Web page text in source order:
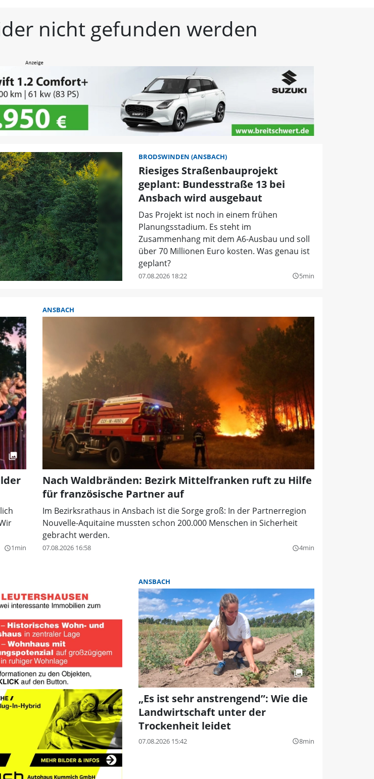
nicht gefunden werden
BRODSWINDEN (ANSBACH)
Riesiges Straßenbauprojekt
geplant: Bundesstraße 13 bei
Ansbach wird ausgebaut
Das Projekt ist noch in einem frühen
Planungsstadium. Es steht im
Zusammenhang mit dem A6-Ausbau und soll
über 70 Millionen Euro kosten. Was genau ist
geplant?
07.08.2026 18:22 query_builder5min
query_builder1min
ANSBACH
Nach Waldbränden: Bezirk Mittelfranken ruft zu Hilfe
für französische Partner auf
Im Bezirksrathaus in Ansbach ist die Sorge groß: In der Partnerregion
Nouvelle-Aquitaine mussten schon 200.000 Menschen in Sicherheit
gebracht werden.
07.08.2026 16:58 query_builder4min
ANSBACH
„Es ist sehr anstrengend”: Wie die
Landwirtschaft unter der
Trockenheit leidet
07.08.2026 15:42 query_builder8min